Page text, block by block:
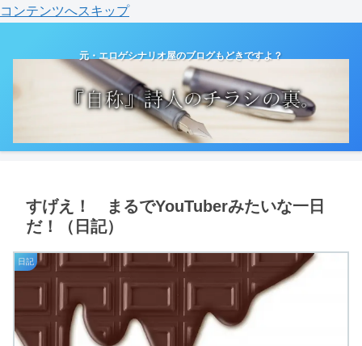
コンテンツへスキップ
元・エロゲシナリオ屋のブログもどきですよ？
すげえ！ まるでYouTuberみたいな一日
だ！（日記）
日記